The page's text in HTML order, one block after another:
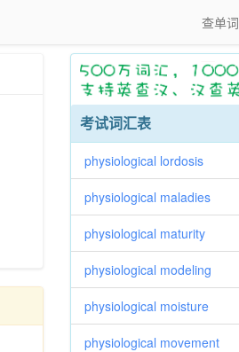
查单词
考试词汇表
physiological lordosis
physiological maladies
physiological maturity
physiological modeling
physiological moisture
physiological movement